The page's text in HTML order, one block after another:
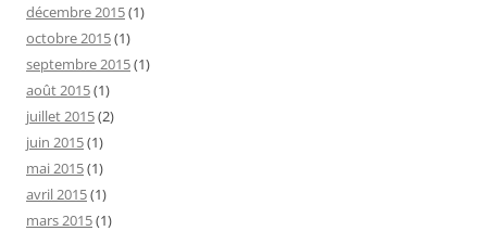
décembre 2015(1)
octobre 2015(1)
septembre 2015(1)
août 2015(1)
juillet 2015(2)
juin 2015(1)
mai 2015(1)
avril 2015(1)
mars 2015(1)